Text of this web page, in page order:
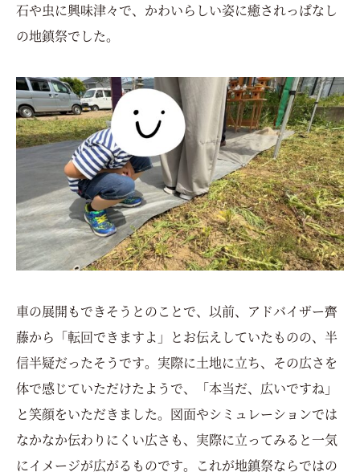
石や虫に興味津々で、かわいらしい姿に癒されっぱなし
の地鎮祭でした。
車の展開もできそうとのことで、以前、アドバイザー齊
藤から「転回できますよ」とお伝えしていたものの、半
信半疑だったそうです。実際に土地に立ち、その広さを
体で感じていただけたようで、「本当だ、広いですね」
と笑顔をいただきました。図面やシミュレーションでは
なかなか伝わりにくい広さも、実際に立ってみると一気
にイメージが広がるものです。これが地鎮祭ならではの